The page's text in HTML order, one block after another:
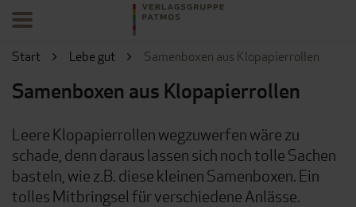
Start Lebe gut Samenboxen aus Klopapierrollen
Samenboxen aus Klopapierrollen
Leere Klopapierrollen wegzuwerfen wäre zu
schade, denn daraus lassen sich noch tolle Sachen
basteln, wie z.B. diese kleinen Samenboxen. Ein
tolles Mitbringsel für verschiedene Anlässe.